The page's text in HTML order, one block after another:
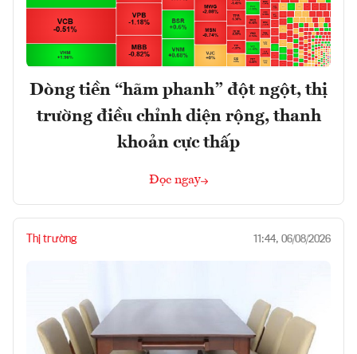
Dòng tiền “hãm phanh” đột ngột, thị
trường điều chỉnh diện rộng, thanh
khoản cực thấp
Đọc ngay
Thị trường 11:44, 06/08/2026